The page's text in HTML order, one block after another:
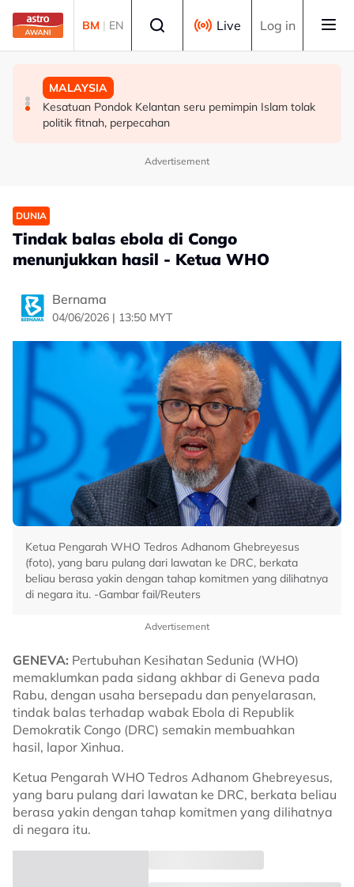
Skip to main content
BM | EN Live Log in
MALAYSIA
Perlu pendekatan menyeluruh masyarakat cegah
penyalahgunaan dadah dalam kalangan kanak-kanak -
MALAYSIA
Diplomasi budaya di Sarawak perkukuh hubungan
Malaysia-Indonesia
MALAYSIA
Kesatuan Pondok Kelantan seru pemimpin Islam tolak
politik fitnah, perpecahan
Advertisement
DUNIA
Tindak balas ebola di Congo
menunjukkan hasil - Ketua WHO
Bernama
04/06/2026 | 13:50 MYT
Ketua Pengarah WHO Tedros Adhanom Ghebreyesus
(foto), yang baru pulang dari lawatan ke DRC, berkata
beliau berasa yakin dengan tahap komitmen yang dilihatnya
di negara itu. -Gambar fail/Reuters
Advertisement
GENEVA: Pertubuhan Kesihatan Sedunia (WHO)
memaklumkan pada sidang akhbar di Geneva pada
Rabu, dengan usaha bersepadu dan penyelarasan,
tindak balas terhadap wabak Ebola di Republik
Demokratik Congo (DRC) semakin membuahkan
hasil, lapor Xinhua.
Ketua Pengarah WHO Tedros Adhanom Ghebreyesus,
yang baru pulang dari lawatan ke DRC, berkata beliau
berasa yakin dengan tahap komitmen yang dilihatnya
di negara itu.